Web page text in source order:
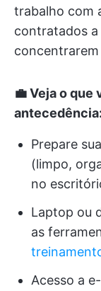
trabalho com
contratados a
💼 Veja o
antecedência:
Prepare
(limpo,
no
Laptop ou
as
Acesso a